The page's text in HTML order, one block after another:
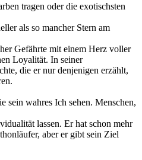
tragen oder die exotischsten
als so mancher Stern am
Gefährte mit einem Herz voller
Loyalität. In seiner
die er nur denjenigen erzählt,
sein wahres Ich sehen. Menschen,
lassen. Er hat schon mehr
aber er gibt sein Ziel